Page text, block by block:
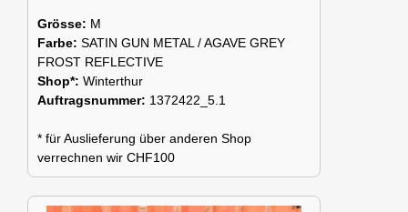
Grösse: M
Farbe: SATIN GUN METAL / AGAVE GREY
FROST REFLECTIVE
Shop*: Winterthur
Auftragsnummer: 1372422_5.1
* für Auslieferung über anderen Shop
verrechnen wir CHF100